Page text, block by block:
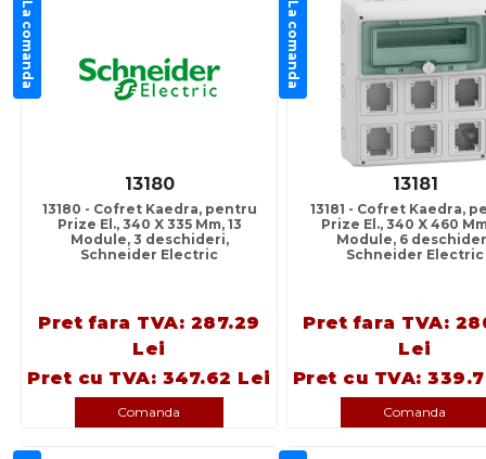
La comanda
13180
13180 - Cofret Kaedra, pentru
Prize El., 340 X 335 Mm, 13
Module, 3 deschideri,
Schneider Electric
Pret fara TVA: 287.29
Lei
Pret cu TVA: 347.62 Lei
Comanda
La comanda
13181
13181 - Cofret Kaedra,
Prize El., 340 X 460
Module, 6
Schneider Electric
Pret fara TVA:
Lei
Pret cu TVA:
Comanda